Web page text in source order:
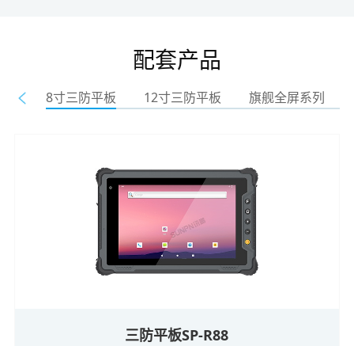
配套产品
8寸三防平板 12寸三防平板 旗舰全屏系列
三防平板SP-R88